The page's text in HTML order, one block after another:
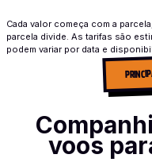
Cada valor começa com a
parcela divide. As tarifas são
podem variar por data e
voos